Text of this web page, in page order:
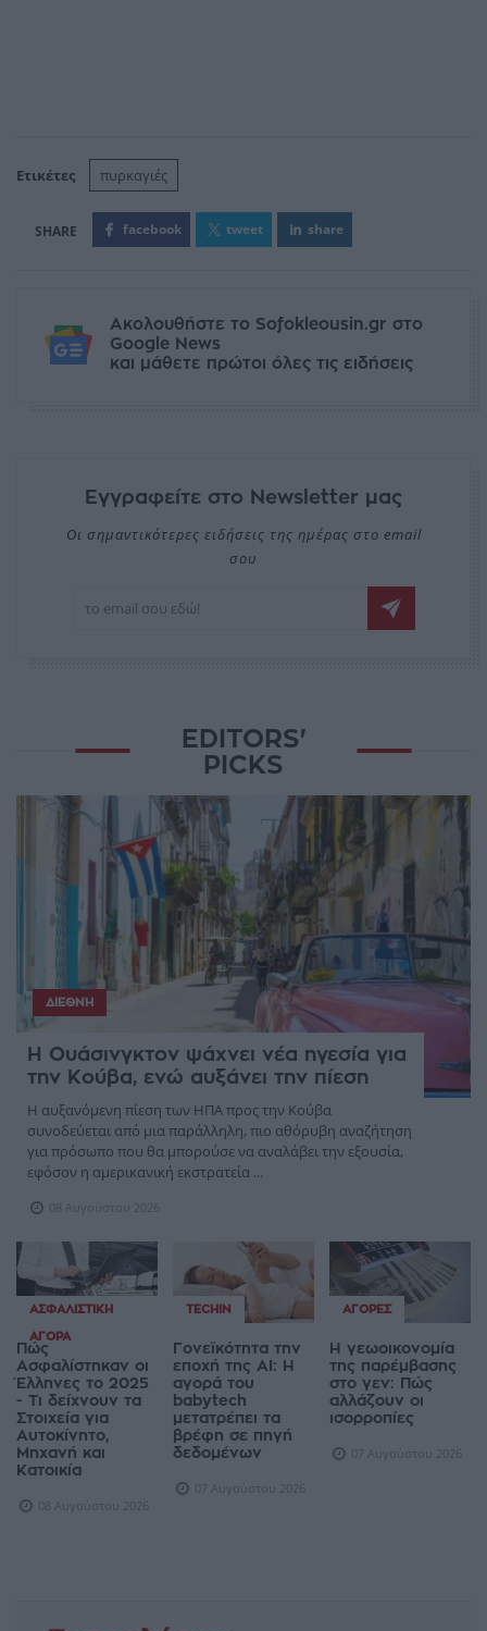
Ετικέτες πυρκαγιές
facebook tweet share
Ακολουθήστε το Sofokleousin.gr στο
Google News
και μάθετε πρώτοι όλες τις ειδήσεις
Εγγραφείτε στο Newsletter μας
Οι σημαντικότερες ειδήσεις της ημέρας στο email
σου
EDITORS'
PICKS
ΔΙΕΘΝΉ
Η Ουάσινγκτον ψάχνει νέα ηγεσία για
την Κούβα, ενώ αυξάνει την πίεση
Η αυξανόμενη πίεση των ΗΠΑ προς την Κούβα
συνοδεύεται από μια παράλληλη, πιο αθόρυβη αναζήτηση
για πρόσωπο που θα μπορούσε να αναλάβει την εξουσία,
εφόσον η αμερικανική εκστρατεία ...
08 Αυγούστου 2026
ΑΣΦΑΛΙΣΤΙΚΉ
ΑΓΟΡΆ
Πώς
Ασφαλίστηκαν οι
Έλληνες το 2025
- Τι δείχνουν τα
Στοιχεία για
Αυτοκίνητο,
Μηχανή και
Κατοικία
08 Αυγούστου 2026
TECHIN
Γονεϊκότητα την
εποχή της AI: Η
αγορά του
babytech
μετατρέπει τα
βρέφη σε πηγή
δεδομένων
07 Αυγούστου 2026
ΑΓΟΡΈΣ
Η γεωοικονομία
της παρέμβασης
στο γεν: Πώς
αλλάζουν οι
ισορροπίες
07 Αυγούστου 2026